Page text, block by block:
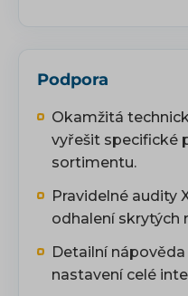
Podpora
Okamžitá
vyřešit specifické
sortimentu.
Pravidelné audity
odhalení skrytých
Detailní
nastavení celé